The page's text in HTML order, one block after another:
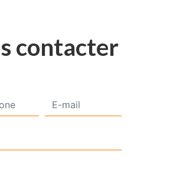
contacter